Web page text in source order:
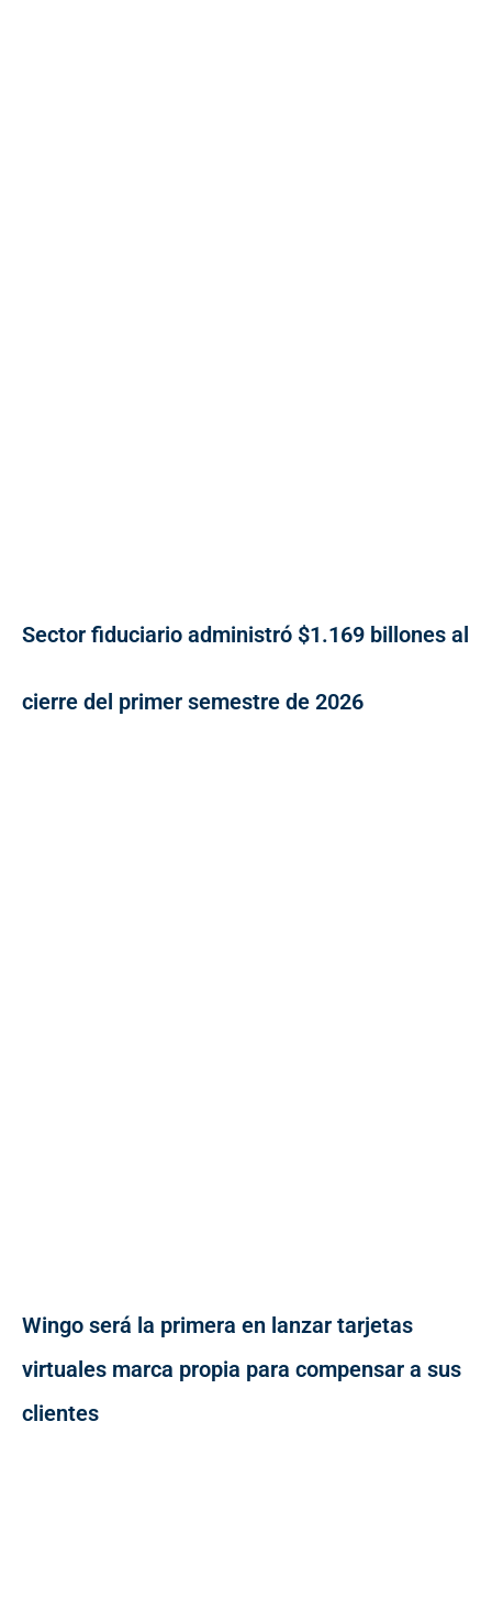
Sector fiduciario administró $1.169 billones al
cierre del primer semestre de 2026
Wingo será la primera en lanzar tarjetas
virtuales marca propia para compensar a sus
clientes